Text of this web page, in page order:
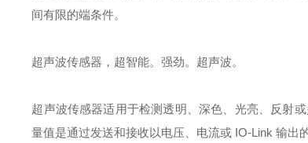
间有限的端条件。
超声波传感器，超智能。强劲。超声波。
超声波传感器适用于检测透明、深色、光亮、反射
量值是通过发送和接收以电压、电流或 IO-Link 输出